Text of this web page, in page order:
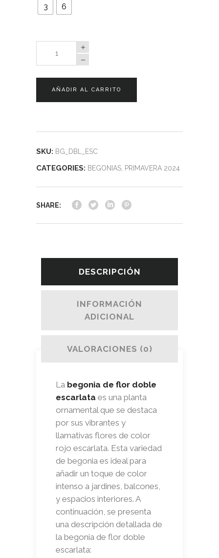
3 6
quantity
AÑADIR AL CARRITO
SKU: BG_DBL_ESC
CATEGORIES: BEGONIAS PRIMAVERA 2024
SHARE:
DESCRIPCIÓN
INFORMACIÓN
ADICIONAL
VALORACIONES (0)
La begonia de flor doble
escarlata es una planta
ornamental que se destaca
por sus vibrantes y
llamativas flores de color
rojo escarlata. Esta variedad
de begonia es ideal para
añadir un toque de color
intenso a jardines, balcones,
y espacios interiores. A
continuación, se presenta
una descripción detallada de
la begonia de flor doble
escarlata: